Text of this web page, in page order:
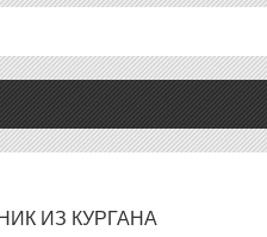
ИЗ КУРГАНА